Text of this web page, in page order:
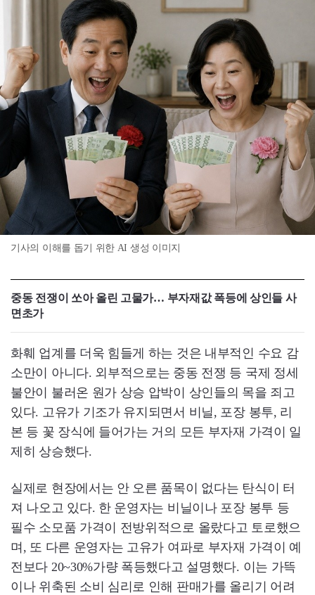
기사의 이해를 돕기 위한 AI 생성 이미지
중동 전쟁이 쏘아 올린 고물가… 부자재값 폭등에 상인들 사
면초가
화훼 업계를 더욱 힘들게 하는 것은 내부적인 수요 감
소만이 아니다. 외부적으로는 중동 전쟁 등 국제 정세
불안이 불러온 원가 상승 압박이 상인들의 목을 죄고
있다. 고유가 기조가 유지되면서 비닐, 포장 봉투, 리
본 등 꽃 장식에 들어가는 거의 모든 부자재 가격이 일
제히 상승했다.
실제로 현장에서는 안 오른 품목이 없다는 탄식이 터
져 나오고 있다. 한 운영자는 비닐이나 포장 봉투 등
필수 소모품 가격이 전방위적으로 올랐다고 토로했으
며, 또 다른 운영자는 고유가 여파로 부자재 가격이 예
전보다 20~30%가량 폭등했다고 설명했다. 이는 가뜩
이나 위축된 소비 심리로 인해 판매가를 올리기 어려